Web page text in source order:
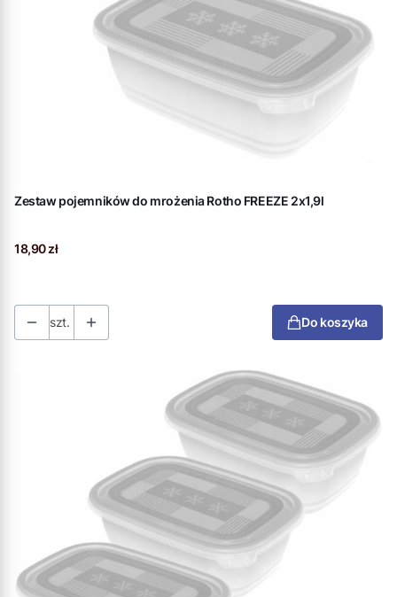
Zestaw pojemników do mrożenia Rotho FREEZE 2x1,9l
Cena
18,90 zł
szt. Do koszyka